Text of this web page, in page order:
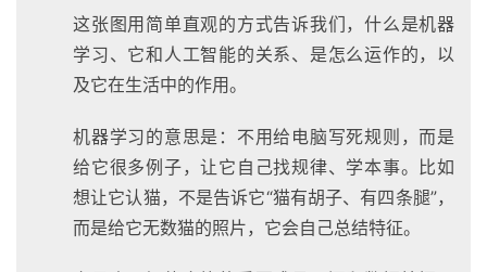
这张图用简单直观的方式告诉我们，什么是机器
学习、它和人工智能的关系、是怎么运作的，以
及它在生活中的作用。
机器学习的意思是：不用给电脑写死规则，而是
给它很多例子，让它自己找规律、学本事。比如
想让它认猫，不是告诉它“猫有胡子、有四条腿”，
而是给它无数猫的照片，它会自己总结特征。